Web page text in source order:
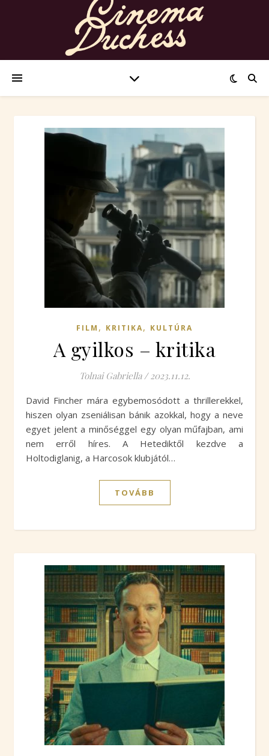
FILM , KRITIKA, KULTÚRA
A gyilkos – kritika
Tolnai Gabriella / 2023.11.12.
David Fincher mára egybemosódott a thrillerekkel,
hiszen olyan zseniálisan bánik azokkal, hogy a neve
egyet jelent a minőséggel egy olyan műfajban, ami
nem erről híres. A Hetediktől kezdve a
Holtodiglanig, a Harcosok klubjától…
TOVÁBB